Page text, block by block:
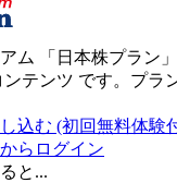
ム 「 日本株プラン
ンテンツ です。プラ
込む (初回無料体験
らログイン
と...